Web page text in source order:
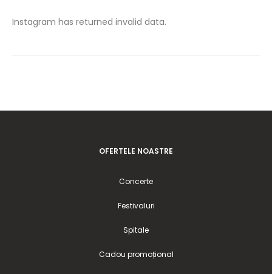
Instagram has returned invalid data.
OFERTELE NOASTRE
Concerte
Festivaluri
Spitale
Cadou promoțional